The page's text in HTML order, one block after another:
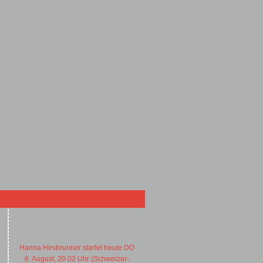
Hanna Hirsbrunner startet heute DO
6. August, 20.02 Uhr (Schweizer-